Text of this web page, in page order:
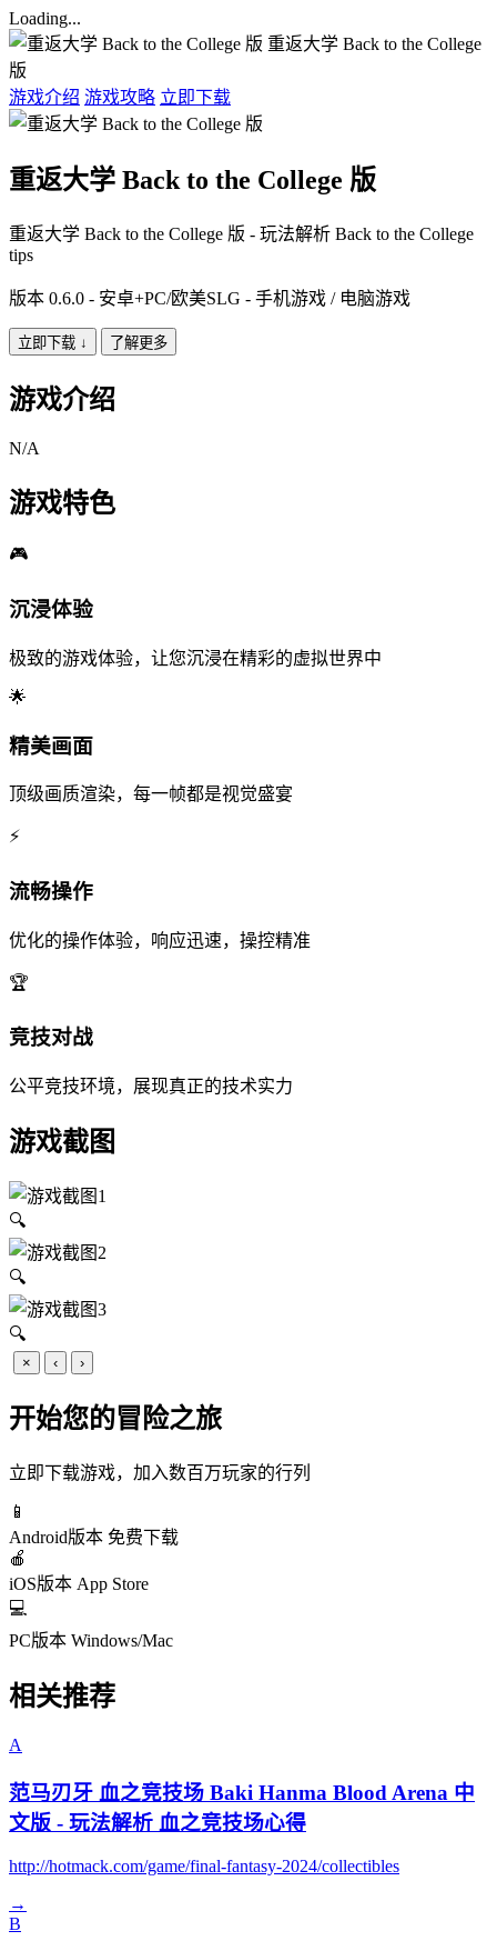
Loading...
重返大学 Back to the College
版
游戏介绍 游戏攻略 立即下载
重返大学 Back to the College 版
重返大学 Back to the College 版 - 玩法解析 Back to the College
tips
版本 0.6.0 - 安卓+PC/欧美SLG - 手机游戏 / 电脑游戏
立即下载 ↓ 了解更多
游戏介绍
N/A
游戏特色
🎮
沉浸体验
极致的游戏体验，让您沉浸在精彩的虚拟世界中
🌟
精美画面
顶级画质渲染，每一帧都是视觉盛宴
⚡
流畅操作
优化的操作体验，响应迅速，操控精准
🏆
竞技对战
公平竞技环境，展现真正的技术实力
游戏截图
🔍
🔍
🔍
× ‹ ›
开始您的冒险之旅
立即下载游戏，加入数百万玩家的行列
📱
Android版本 免费下载
🍎
iOS版本 App Store
💻
PC版本 Windows/Mac
相关推荐
A
范马刃牙 血之竞技场 Baki Hanma Blood Arena 中
文版 - 玩法解析 血之竞技场心得
http://hotmack.com/game/final-fantasy-2024/collectibles
→
B